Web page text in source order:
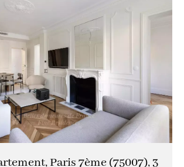
Paris 7ème (75007), 3